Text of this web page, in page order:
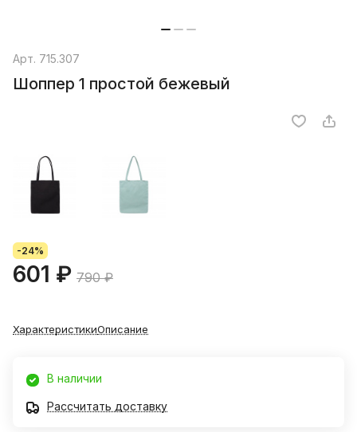
Арт. 715.307
Шоппер 1 простой бежевый
-24%
601 ₽ 790 ₽
ХарактеристикиОписание
В наличии
Рассчитать доставку